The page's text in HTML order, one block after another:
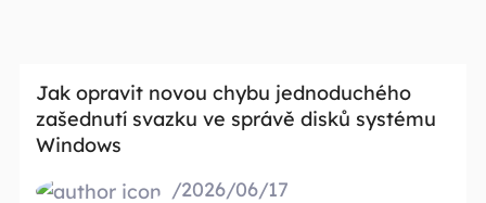
Jak opravit novou chybu jednoduchého
zašednutí svazku ve správě disků systému
Windows
/2026/06/17